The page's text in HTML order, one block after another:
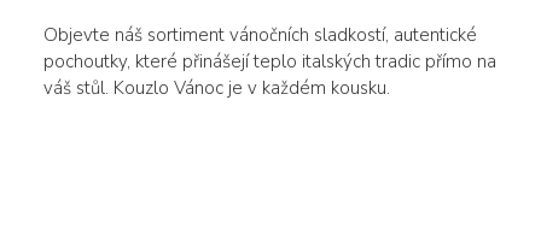
Objevte náš sortiment vánočních sladkostí, autentické
pochoutky, které přinášejí teplo italských tradic přímo na
váš stůl. Kouzlo Vánoc je v každém kousku.